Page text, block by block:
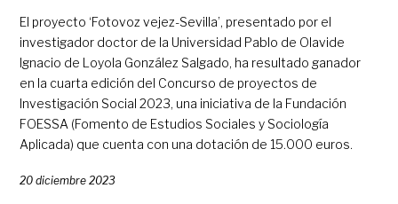
El proyecto ‘Fotovoz vejez-Sevilla’, presentado por el
investigador doctor de la Universidad Pablo de Olavide
Ignacio de Loyola González Salgado, ha resultado ganador
en la cuarta edición del Concurso de proyectos de
Investigación Social 2023, una iniciativa de la Fundación
FOESSA (Fomento de Estudios Sociales y Sociología
Aplicada) que cuenta con una dotación de 15.000 euros.
20 diciembre 2023